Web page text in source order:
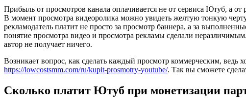
Прибыль от просмотров канала оплачивается не от сервиса Ютуб, а
В момент просмотра видеоролика можно увидеть желтую тонкую
рекламодатель платит не просто за просмотр баннера, а за
понятие просмотра видео и просмотра рекламы сделали
автор не получает ничего.
Возникает вопрос, как сделать каждый просмотр коммерческим, ведь
https://lowcostsmm.com/ru/kupit-prosmotry-youtube/. Так вы сможете
Сколько платит Ютуб при монетизации